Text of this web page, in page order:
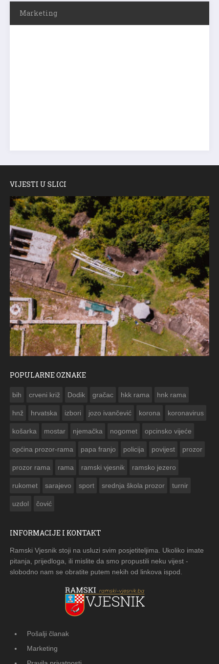
Marketing
VIJESTI U SLICI
POPULARNE OZNAKE
bih crveni križ Dodik gračac hkk rama hnk rama
hnž hrvatska izbori jozo ivančević korona koronavirus
košarka mostar njemačka nogomet opcinsko vijeće
općina prozor-rama papa franjo policija povijest prozor
prozor rama rama ramski vjesnik ramsko jezero
rukomet sarajevo sport srednja škola prozor turnir
uzdol čović
INFORMACIJE I KONTAKT
Ramski Vjesnik stoji na usluzi svim posjetiteljima. Ukoliko imate
pitanja, prijedloga, ili mislite da smo propustili neku vijest -
slobodno nam se obratite putem nekih od linkova ispod.
Pošalji članak
Marketing